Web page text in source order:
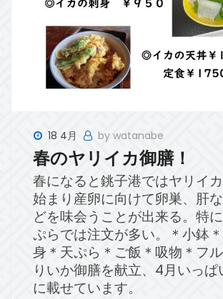
18 4月 by watanabe
春のヤリイカ御膳！
春になると銚子港ではヤリイ
始まり産卵に向けて卵巣、肝
どを味会うことが出来る。特
ぷらでは注文が多い。＊小鉢
身＊天ぷら＊ご飯＊吸物＊フ
りいか御膳を献立、4月いっぱ
に載せています。